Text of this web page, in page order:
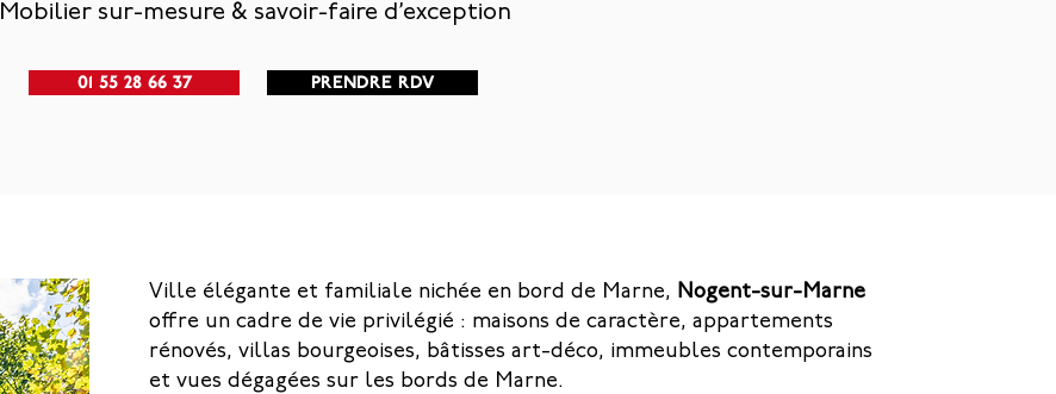
Mobilier sur-mesure & savoir-faire d’exception
01 55 28 66 37 PRENDRE RDV
Ville élégante et familiale nichée en bord de Marne, Nogent-sur-Marne
offre un cadre de vie privilégié : maisons de caractère, appartements
rénovés, villas bourgeoises, bâtisses art-déco, immeubles contemporains
et vues dégagées sur les bords de Marne.